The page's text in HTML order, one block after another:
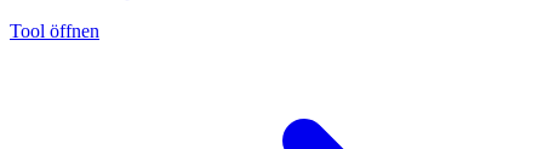
Tool öffnen